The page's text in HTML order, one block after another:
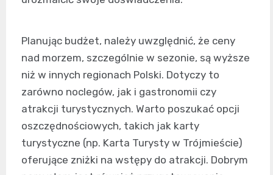
Planując budżet, należy uwzględnić, że ceny
nad morzem, szczególnie w sezonie, są wyższe
niż w innych regionach Polski. Dotyczy to
zarówno noclegów, jak i gastronomii czy
atrakcji turystycznych. Warto poszukać opcji
oszczędnościowych, takich jak karty
turystyczne (np. Karta Turysty w Trójmieście)
oferujące zniżki na wstępy do atrakcji. Dobrym